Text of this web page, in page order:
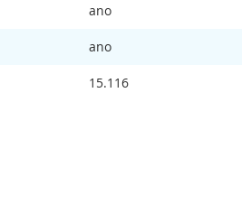
ano
ano
15.116